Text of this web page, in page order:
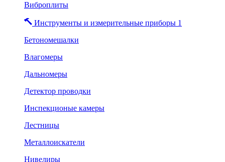
Виброплиты
Инструменты и измерительные приборы 1
Бетономешалки
Влагомеры
Дальномеры
Детектор проводки
Инспекционые камеры
Лестницы
Металлоискатели
Нивелиры